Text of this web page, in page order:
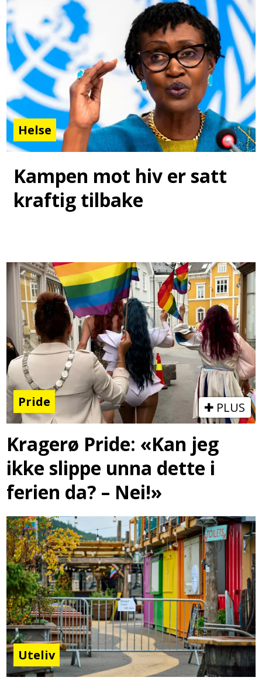
Helse
Kampen mot hiv er satt
kraftig tilbake
Pride PLUS
Kragerø Pride: «Kan jeg
ikke slippe unna dette i
ferien da? – Nei!»
Uteliv